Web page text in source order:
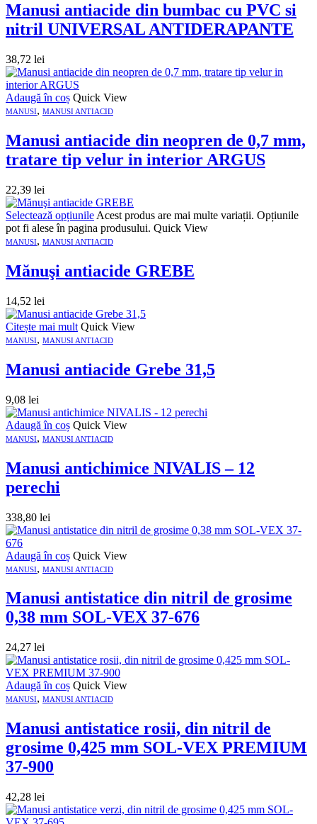
Manusi antiacide din bumbac cu PVC si
nitril UNIVERSAL ANTIDERAPANTE
38,72 lei
Adaugă în coș Quick View
MANUSI, MANUSI ANTIACID
Manusi antiacide din neopren de 0,7 mm,
tratare tip velur in interior ARGUS
22,39 lei
Selectează opțiunile Acest produs are mai multe variații. Opțiunile
pot fi alese în pagina produsului. Quick View
MANUSI, MANUSI ANTIACID
Mănuşi antiacide GREBE
14,52 lei
Citește mai mult Quick View
MANUSI, MANUSI ANTIACID
Manusi antiacide Grebe 31,5
9,08 lei
Adaugă în coș Quick View
MANUSI, MANUSI ANTIACID
Manusi antichimice NIVALIS – 12
perechi
338,80 lei
Adaugă în coș Quick View
MANUSI, MANUSI ANTIACID
Manusi antistatice din nitril de grosime
0,38 mm SOL-VEX 37-676
24,27 lei
Adaugă în coș Quick View
MANUSI, MANUSI ANTIACID
Manusi antistatice rosii, din nitril de
grosime 0,425 mm SOL-VEX PREMIUM
37-900
42,28 lei